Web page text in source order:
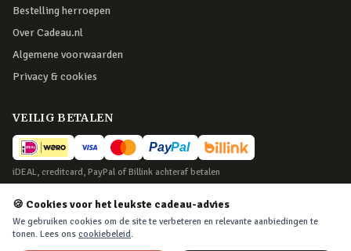
Bestelling herroepen
Over Cadeau.nl
Algemene voorwaarden
Privacy & cookies
VEILIG BETALEN
iDEAL, creditcard, PayPal of Billink achteraf betalen
BEZORGING
Voor 22:45 besteld, morgen in huis. Tot 365 dagen retourneren.
🍪 Cookies voor het leukste cadeau-advies
We gebruiken cookies om de site te verbeteren en relevante aanbiedingen te
tonen. Lees ons cookiebeleid.